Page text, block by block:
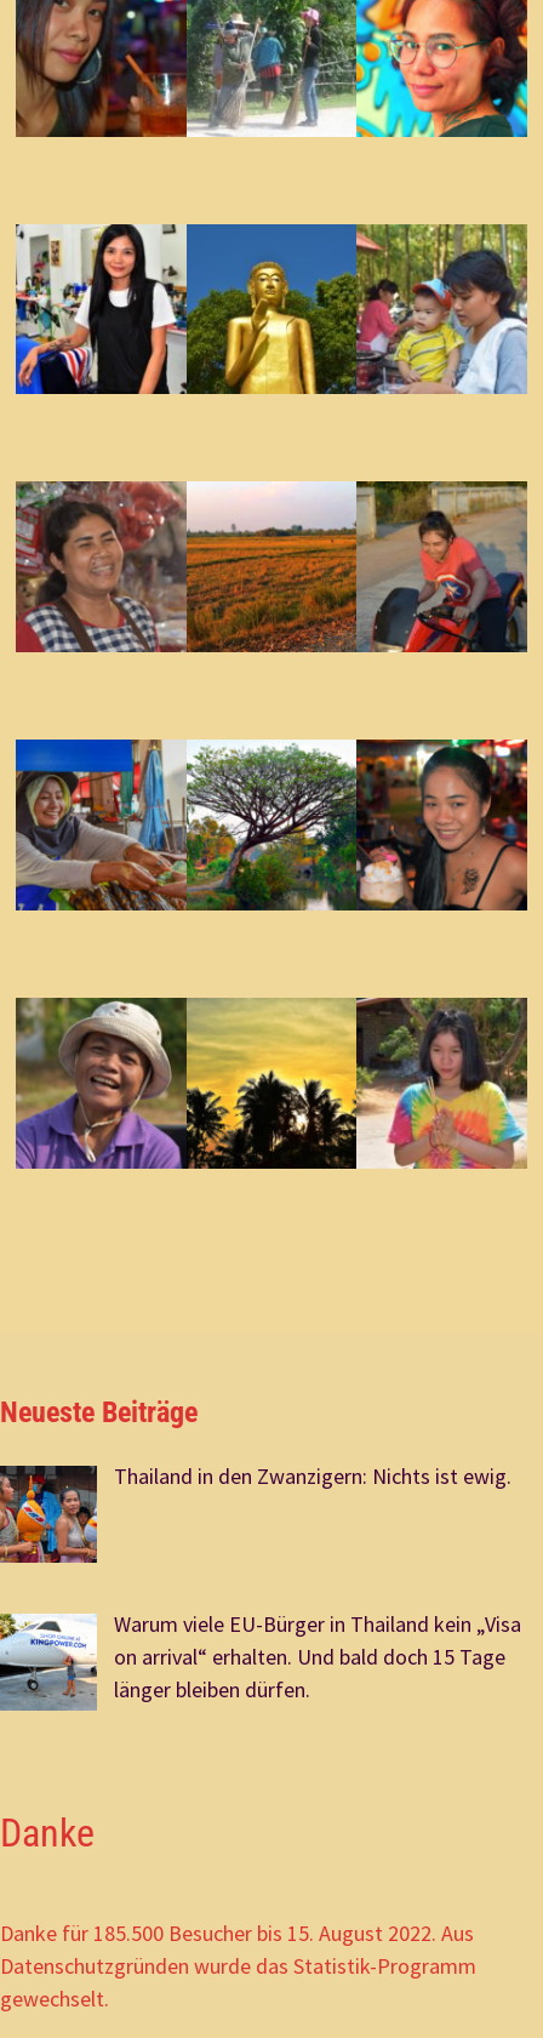
Neueste Beiträge
Thailand in den Zwanzigern: Nichts ist ewig.
Warum viele EU-Bürger in Thailand kein „Visa
on arrival“ erhalten. Und bald doch 15 Tage
länger bleiben dürfen.
Danke
Danke für 185.500 Besucher bis 15. August 2022. Aus
Datenschutzgründen wurde das Statistik-Programm
gewechselt.